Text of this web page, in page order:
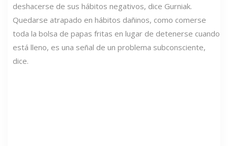
deshacerse de sus hábitos negativos, dice Gurniak.
Quedarse atrapado en hábitos dañinos, como comerse
toda la bolsa de papas fritas en lugar de detenerse cuando
está lleno, es una señal de un problema subconsciente,
dice.